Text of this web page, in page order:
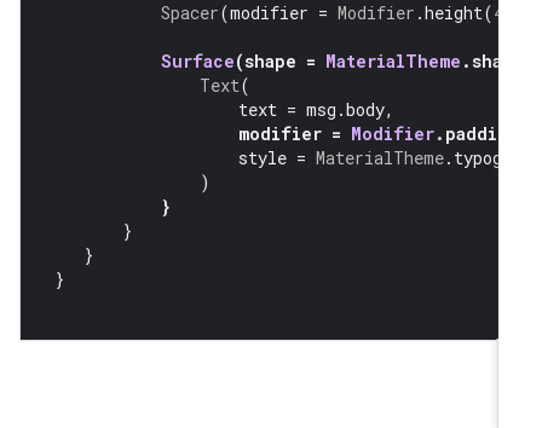
Spacer(modifier = Modifier.height
Surface(shape = MaterialTheme.
Text
text = msg.body
modifier = Modifier.
style = MaterialTheme.